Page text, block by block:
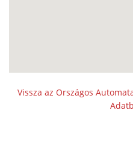
Vissza az Országos